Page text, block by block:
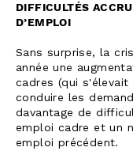
DIFFICULTÉS
D’EMPLOI
Sans surprise, la
année une
cadres (qui s'élevait
conduire les
davantage de
emploi cadre et un
emploi précédent.